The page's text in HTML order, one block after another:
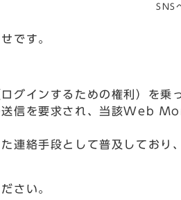
SNS
です。
グインするための権利）を
信を要求され、当該Web
連絡手段として普及してお
さい。